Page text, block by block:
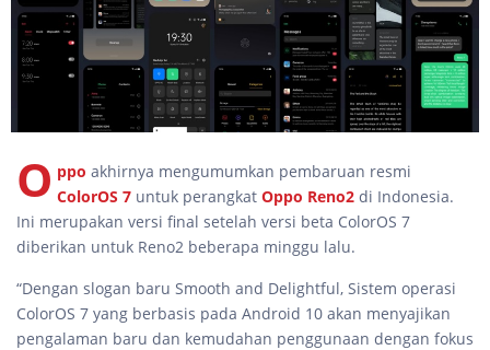
O ppo akhirnya mengumumkan pembaruan resmi
ColorOS 7 untuk perangkat Oppo Reno2 di Indonesia.
Ini merupakan versi final setelah versi beta ColorOS 7
diberikan untuk Reno2 beberapa minggu lalu.
“Dengan slogan baru Smooth and Delightful, Sistem operasi
ColorOS 7 yang berbasis pada Android 10 akan menyajikan
pengalaman baru dan kemudahan penggunaan dengan fokus